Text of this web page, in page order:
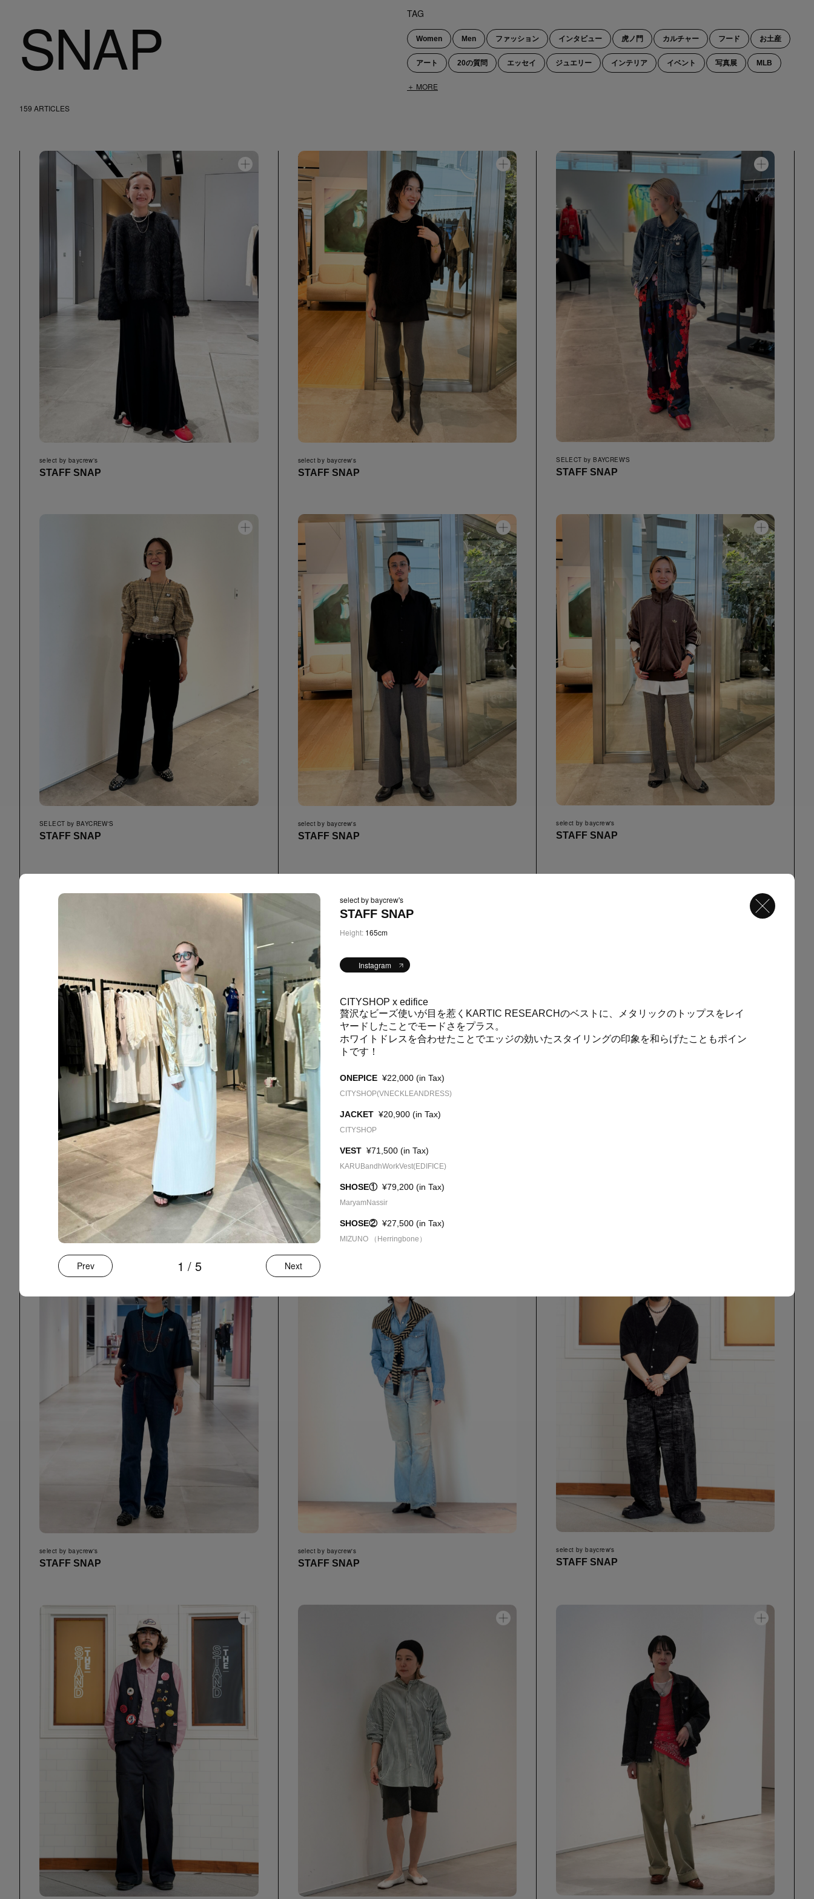
CULTURE
13
SEARCH
LINKS
BAYCREW’S STORE COMPANY SITE
“人”を繋ぐ新しいセレクトショップ。
1 / 5
Prev Next
select by baycrew's
STAFF SNAP
Height: 165cm
Instagram
CITYSHOP x edifice
贅沢なビーズ使いが目を惹く KARTIC RESEARCHのベストに、メタリックのトップスをレイ
ヤードしたことでモードさをプラス。
ホワイトドレスを合わせたことでエッジの効いたスタイリングの印象を和らげたこともポイン
トです！
ONEPICE ¥22,000 (in Tax)
CITYSHOP(VNECKLEANDRESS)
JACKET ¥20,900 (in Tax)
CITYSHOP
VEST ¥71,500 (in Tax)
KARUBandhWorkVest(EDIFICE)
SHOSE① ¥79,200 (in Tax)
MaryamNassir
SHOSE② ¥27,500 (in Tax)
MIZUNO （Herringbone）
SNAP
159 ARTICLES
TAG
Women Men ファッション インタビュー 虎ノ門 カルチャー フード お土産
アート 20の質問 エッセイ ジュエリー インテリア イベント 写真展 MLB
スニーカー
＋ MORE
select by baycrew's
STAFF SNAP
select by baycrew's
STAFF SNAP
SELECT by BAYCREW'S
STAFF SNAP
SELECT by BAYCREW'S
STAFF SNAP
select by baycrew's
STAFF SNAP
select by baycrew's
STAFF SNAP
select by baycrew's
STAFF SNAP
select by baycrew's
STAFF SNAP
select by baycrew's
STAFF SNAP
select by baycrew's
STAFF SNAP
select by baycrew's
STAFF SNAP